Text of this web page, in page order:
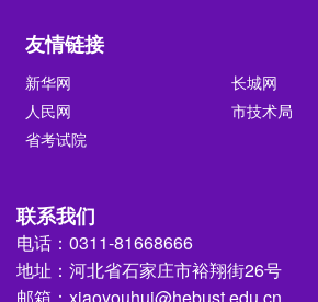
友情链接
新华网
长城网
人民网
市技术局
省考试院
联系我们
电话：0311-81668666
地址：河北省石家庄市裕翔街26号